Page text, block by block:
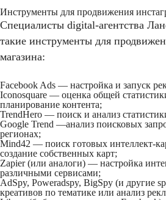
Инструменты для продвижения
Специалисты digital-агентства
такие инструменты для
магазина:
Facebook Ads — настройка и запуск
Iconosquare — оценка общей
планирование контента;
TrendHero — поиск и анализ
Google Trend —анализ поисковых
регионах;
Mind42 — поиск готовых интеллект-
создание собственных карт;
Zapier (или аналоги) — настройка
различными сервисами;
AdSpy, Poweradspy, BigSpy (и другие
креативов по тематике или анализ